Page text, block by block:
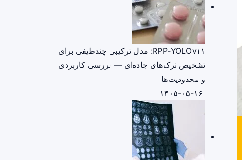
RPP‑YOLOv۱۱: مدل ترکیبی چندطیفی برای
تشخیص ترک‌های جاده‌ای — بررسی کاربردی
و محدودیت‌ها